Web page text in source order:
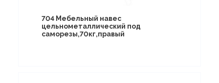
704 Мебельный навес
цельнометаллический под
саморезы,70кг,правый